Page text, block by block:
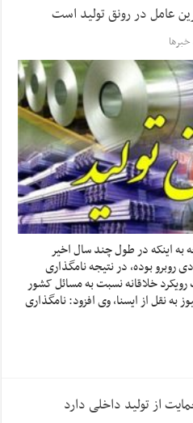
عامل در رونق تولید است
به اینکه در طول چند سال اخیر
روبرو بوده، در نتیجه نامگذاری
خلاقانه نسبت به مسائل کشور
نقل از ایسنا، وی افزود: نامگذاری
از تولید داخلی دارد